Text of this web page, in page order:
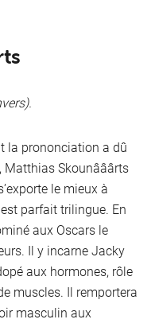
la prononciation a dû
Matthias Skounââârts
le mieux à
parfait trilingue. En
aux Oscars le
Il y incarne Jacky
aux hormones, rôle
muscles. Il remportera
masculin aux